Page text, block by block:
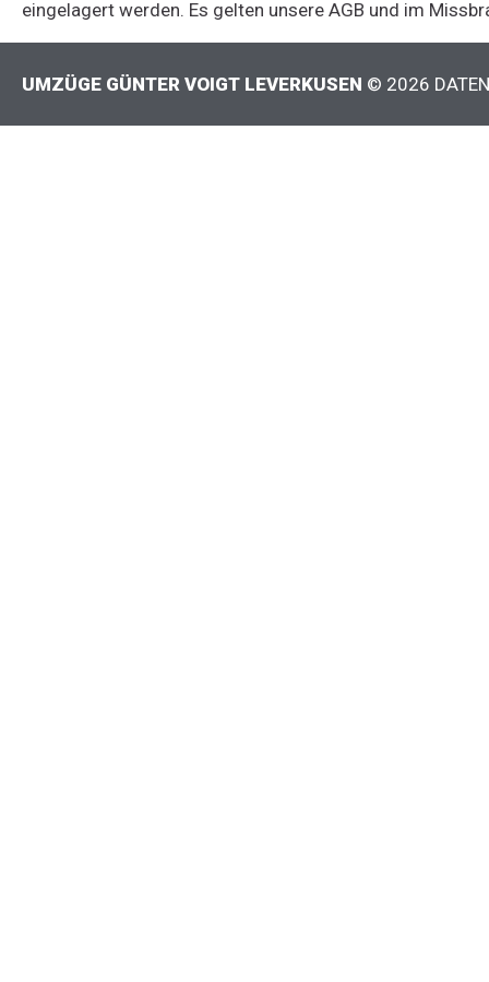
eingelagert werden. Es gelten unsere AGB und im
UMZÜGE GÜNTER VOIGT LEVERKUSEN © 2026